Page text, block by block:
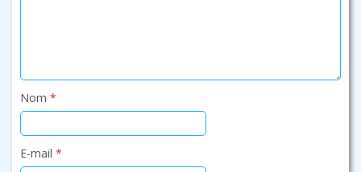
Nom *
E-mail *